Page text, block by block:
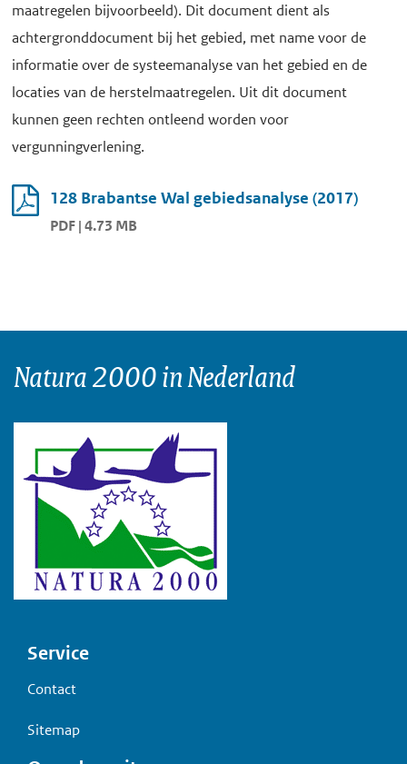
maatregelen bijvoorbeeld). Dit document dient als
achtergronddocument bij het gebied, met name voor de
informatie over de systeemanalyse van het gebied en de
locaties van de herstelmaatregelen. Uit dit document
kunnen geen rechten ontleend worden voor
vergunningverlening.
128 Brabantse Wal gebiedsanalyse (2017)
PDF | 4.73 MB
Natura 2000 in Nederland
Voet
Service
Contact
Sitemap